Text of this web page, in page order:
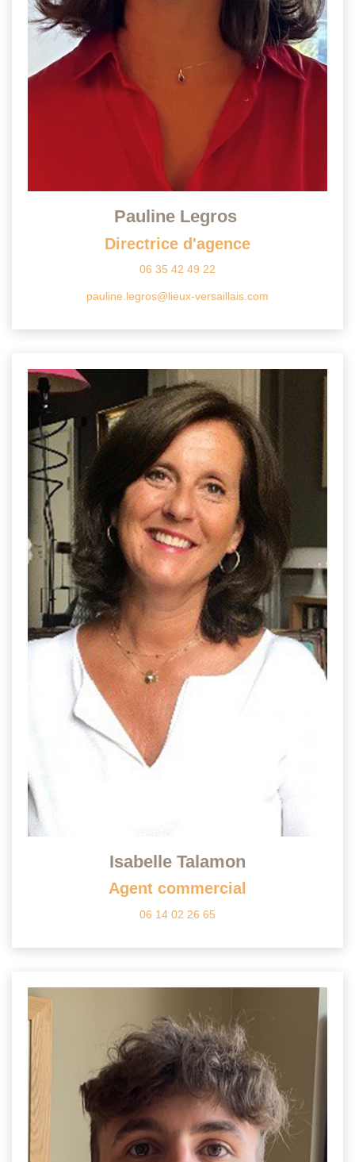
Pauline Legros
Directrice d'agence
06 35 42 49 22
pauline.legros@lieux-versaillais.com
Isabelle Talamon
Agent commercial
06 14 02 26 65